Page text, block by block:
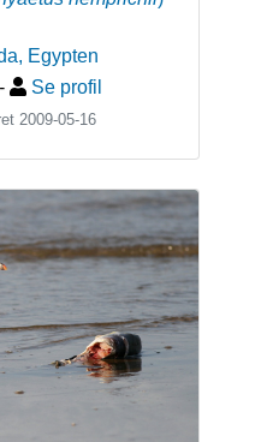
, Egypten
- Se profil
2009-05-16